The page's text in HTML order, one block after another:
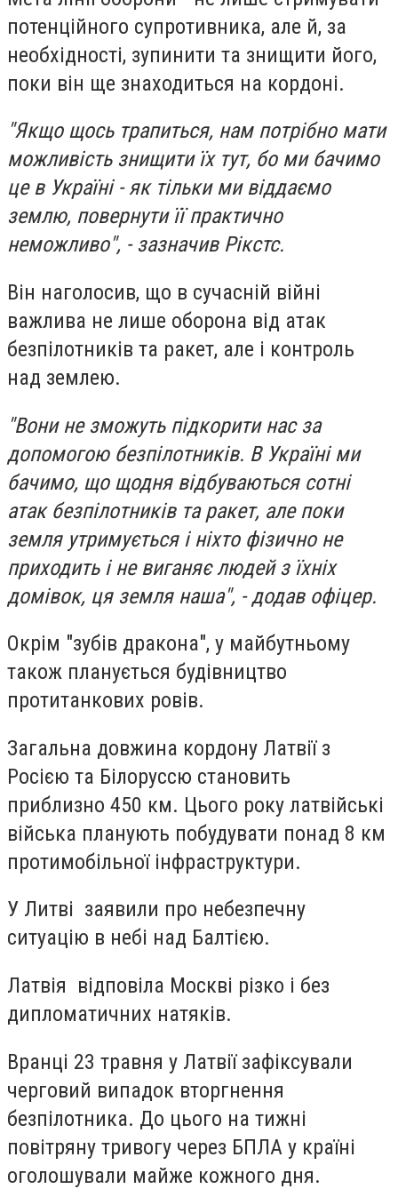
потенційного супротивника, але й, за
необхідності, зупинити та знищити його,
поки він ще знаходиться на кордоні.
"Якщо щось трапиться, нам потрібно мати
можливість знищити їх тут, бо ми бачимо
це в Україні - як тільки ми віддаємо
землю, повернути її практично
неможливо", - зазначив Рікстс.
Він наголосив, що в сучасній війні
важлива не лише оборона від атак
безпілотників та ракет, але і контроль
над землею.
"Вони не зможуть підкорити нас за
допомогою безпілотників. В Україні ми
бачимо, що щодня відбуваються сотні
атак безпілотників та ракет, але поки
земля утримується і ніхто фізично не
приходить і не виганяє людей з їхніх
домівок, ця земля наша", - додав офіцер.
Окрім "зубів дракона", у майбутньому
також планується будівництво
протитанкових ровів.
Загальна довжина кордону Латвії з
Росією та Білоруссю становить
приблизно 450 км. Цього року латвійські
війська планують побудувати понад 8 км
протимобільної інфраструктури.
У Литві заявили про небезпечну
ситуацію в небі над Балтією.
Латвія відповіла Москві різко і без
дипломатичних натяків.
Вранці 23 травня у Латвії зафіксували
черговий випадок вторгнення
безпілотника. До цього на тижні
повітряну тривогу через БПЛА у країні
оголошували майже кожного дня.